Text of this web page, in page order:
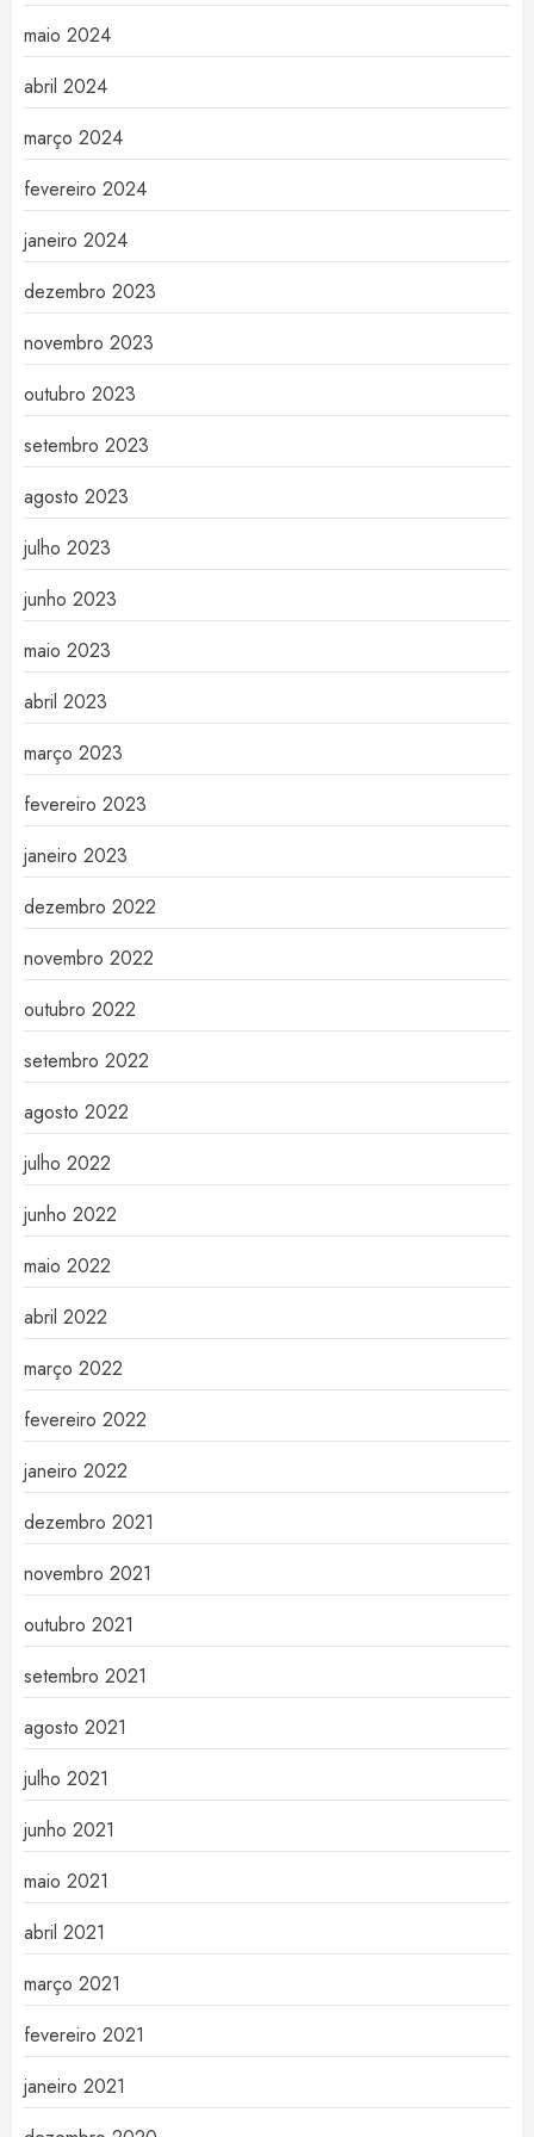
maio 2024
abril 2024
março 2024
fevereiro 2024
janeiro 2024
dezembro 2023
novembro 2023
outubro 2023
setembro 2023
agosto 2023
julho 2023
junho 2023
maio 2023
abril 2023
março 2023
fevereiro 2023
janeiro 2023
dezembro 2022
novembro 2022
outubro 2022
setembro 2022
agosto 2022
julho 2022
junho 2022
maio 2022
abril 2022
março 2022
fevereiro 2022
janeiro 2022
dezembro 2021
novembro 2021
outubro 2021
setembro 2021
agosto 2021
julho 2021
junho 2021
maio 2021
abril 2021
março 2021
fevereiro 2021
janeiro 2021